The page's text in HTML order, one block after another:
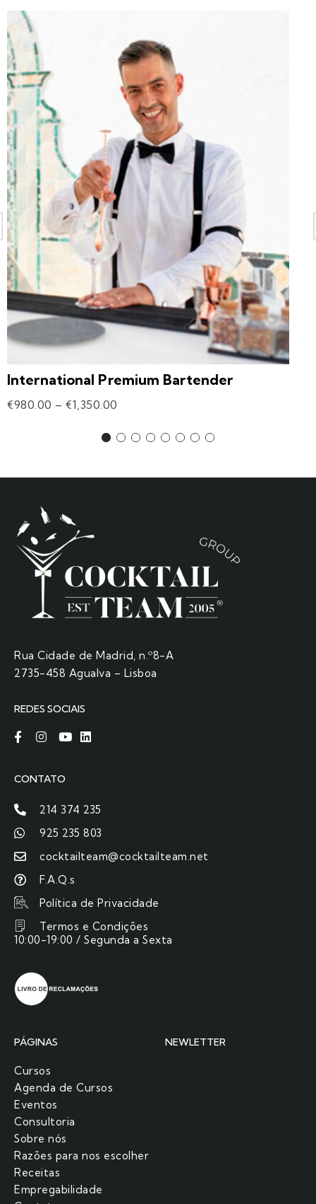
International Premium Bartender
€980.00 – €1,350.00
Rua Cidade de Madrid, n.º8-A
2735-458 Agualva – Lisboa
REDES SOCIAIS
CONTATO
214 374 235
925 235 803
cocktailteam@cocktailteam.net
F.A.Q.s
Política de Privacidade
Termos e Condições
10:00-19:00 / Segunda a Sexta
PÁGINAS
Cursos
Agenda de Cursos
Eventos
Consultoria
Sobre nós
Razões para nos escolher​
Receitas
Empregabilidade
NEWLETTER